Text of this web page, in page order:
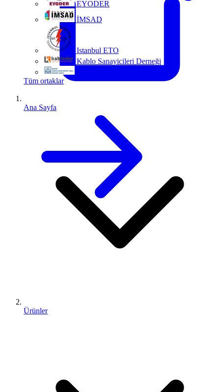
EYODER
İMSAD
Istanbul ETO
Kablo Sanayicileri Derneği
Tüm ortaklar
Ana Sayfa
Ürünler